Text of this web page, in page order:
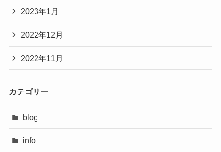
2023年1月
2022年12月
2022年11月
カテゴリー
blog
info